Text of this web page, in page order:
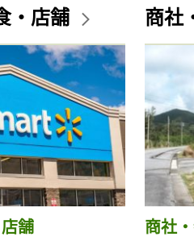
・店舗
舗
商社
商社